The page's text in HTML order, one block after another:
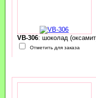
VB-306: шоколад
Отметить для заказа